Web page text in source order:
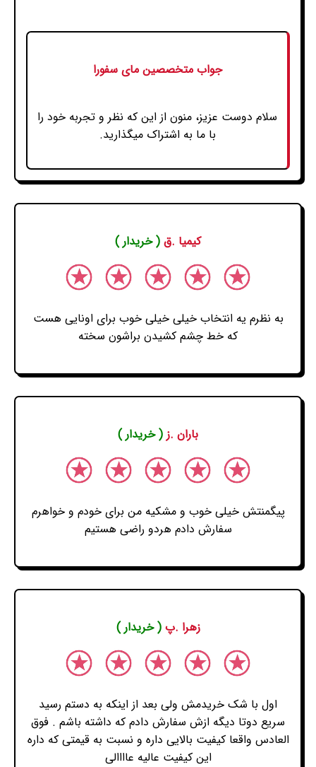
جواب متخصصین مای سفورا
سلام دوست عزیز، منون از این که نظر و تجربه خود را
با ما به اشتراک میگذارید.
کیمیا .ق ( خریدار )
به نظرم یه انتخاب خیلی خیلی خوب برای اونایی هست
که خط چشم کشیدن براشون سخته
باران .ز ( خریدار )
پیگمنتش خیلی خوب و مشکیه من برای خودم و خواهرم
سفارش دادم هردو راضی هستیم
زهرا .پ( خریدار )
اول با شک خریدمش ولی بعد از اینکه به دستم رسید
سریع دوتا دیگه ازش سفارش دادم که داشته باشم . فوق
العادس واقعا کیفیت بالایی داره و نسبت به قیمتی که داره
این کیفیت عالیه عاااالی